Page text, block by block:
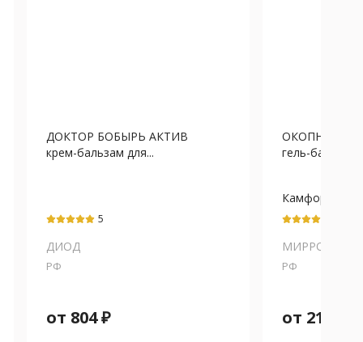
ДОКТОР БОБЫРЬ АКТИВ
крем-бальзам для...
5
ДИОД
РФ
от 804₽
ОКОПНИК
гель-бальзам
листьев
красного
МИРРОЛЛА
РФ
от 219